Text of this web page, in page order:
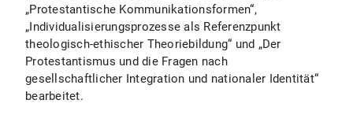
„Protestantische Kommunikationsformen“,
„Individualisierungsprozesse als Referenzpunkt
theologisch-ethischer Theoriebildung“ und „Der
Protestantismus und die Fragen nach
gesellschaftlicher Integration und nationaler Identität“
bearbeitet.